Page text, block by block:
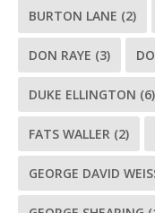
BURTON LANE (2)
DON RAYE (3)
DUKE ELLINGTON (6)
FATS WALLER (2)
GEORGE DAVID